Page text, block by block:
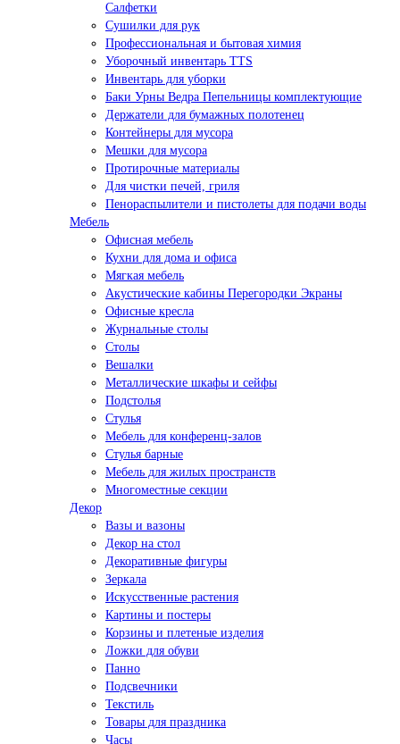
Салфетки
Сушилки для рук
Профессиональная и бытовая химия
Уборочный инвентарь TTS
Инвентарь для уборки
Баки Урны Ведра Пепельницы комплектующие
Держатели для бумажных полотенец
Контейнеры для мусора
Мешки для мусора
Протирочные материалы
Для чистки печей, гриля
Пенораспылители и пистолеты для подачи воды
Мебель
Офисная мебель
Кухни для дома и офиса
Мягкая мебель
Акустические кабины Перегородки Экраны
Офисные кресла
Журнальные столы
Столы
Вешалки
Металлические шкафы и сейфы
Подстолья
Стулья
Мебель для конференц-залов
Стулья барные
Мебель для жилых пространств
Многоместные секции
Декор
Вазы и вазоны
Декор на стол
Декоративные фигуры
Зеркала
Искусственные растения
Картины и постеры
Корзины и плетеные изделия
Ложки для обуви
Панно
Подсвечники
Текстиль
Товары для праздника
Часы